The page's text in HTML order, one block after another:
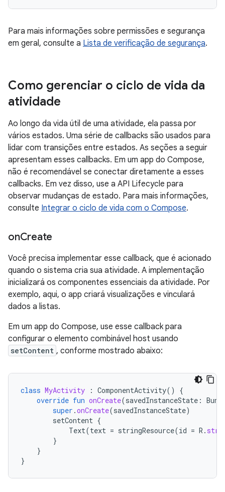
Para mais informações sobre permissões e segurança
em geral, consulte a Lista de verificação de segurança.
Como gerenciar o ciclo de vida da
atividade
Ao longo da vida útil de uma atividade, ela passa por
vários estados. Uma série de callbacks são usados para
lidar com transições entre estados. As seções a seguir
apresentam esses callbacks. Em um app do Compose,
não é recomendável se conectar diretamente a esses
callbacks. Em vez disso, use a API Lifecycle para
observar mudanças de estado. Para mais informações,
consulte Integrar o ciclo de vida com o Compose.
onCreate
Você precisa implementar esse callback, que é acionado
quando o sistema cria sua atividade. A implementação
inicializará os componentes essenciais da atividade. Por
exemplo, aqui, o app criará visualizações e vinculará
dados a listas.
Em um app do Compose, use esse callback para
configurar o elemento combinável host usando
setContent , conforme mostrado abaixo:
class MyActivity : ComponentActivity()
{
override fun onCreate(savedInstanceState :
super .onCreate(savedInstanceState)
setContent {
Text(text = stringResource(id = R .
}
}
}